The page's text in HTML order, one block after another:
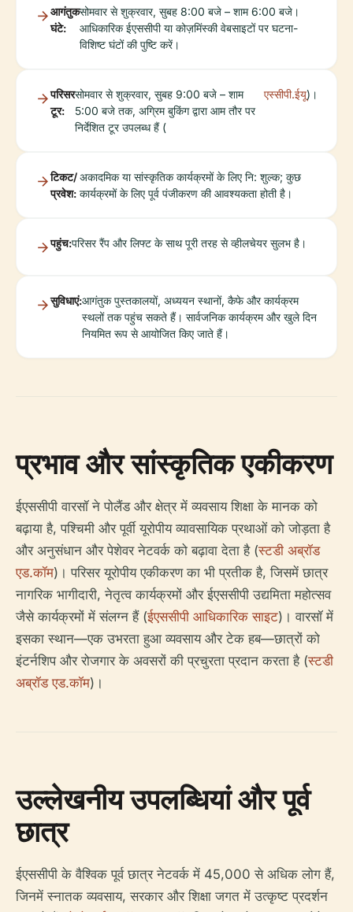
आगंतुक
घंटे:
सोमवार से शुक्रवार, सुबह 8:00 बजे – शाम 6:00 बजे।
आधिकारिक ईएससीपी या कोज़मिंस्की वेबसाइटों पर घटना-
विशिष्ट घंटों की पुष्टि करें।
परिसर
टूर:
सोमवार से शुक्रवार, सुबह 9:00 बजे – शाम
5:00 बजे तक, अग्रिम बुकिंग द्वारा आम तौर पर
निर्देशित टूर उपलब्ध हैं (
एस्सीपी.ईयू)।
टिकट/
प्रवेश:
अकादमिक या सांस्कृतिक कार्यक्रमों के लिए नि: शुल्क; कुछ
कार्यक्रमों के लिए पूर्व पंजीकरण की आवश्यकता होती है।
पहुंच:परिसर रैंप और लिफ्ट के साथ पूरी तरह से व्हीलचेयर सुलभ है।
सुविधाएं:आगंतुक पुस्तकालयों, अध्ययन स्थानों, कैफे और कार्यक्रम
स्थलों तक पहुंच सकते हैं। सार्वजनिक कार्यक्रम और खुले दिन
नियमित रूप से आयोजित किए जाते हैं।
प्रभाव और सांस्कृतिक एकीकरण
ईएससीपी वारसॉ ने पोलैंड और क्षेत्र में व्यवसाय शिक्षा के मानक को
बढ़ाया है, पश्चिमी और पूर्वी यूरोपीय व्यावसायिक प्रथाओं को जोड़ता है
और अनुसंधान और पेशेवर नेटवर्क को बढ़ावा देता है (स्टडी अब्रॉड
एड.कॉम)। परिसर यूरोपीय एकीकरण का भी प्रतीक है, जिसमें छात्र
नागरिक भागीदारी, नेतृत्व कार्यक्रमों और ईएससीपी उद्यमिता महोत्सव
जैसे कार्यक्रमों में संलग्न हैं (ईएससीपी आधिकारिक साइट)। वारसॉ में
इसका स्थान—एक उभरता हुआ व्यवसाय और टेक हब—छात्रों को
इंटर्नशिप और रोजगार के अवसरों की प्रचुरता प्रदान करता है (स्टडी
अब्रॉड एड.कॉम)।
उल्लेखनीय उपलब्धियां और पूर्व
छात्र
ईएससीपी के वैश्विक पूर्व छात्र नेटवर्क में 45,000 से अधिक लोग हैं,
जिनमें स्नातक व्यवसाय, सरकार और शिक्षा जगत में उत्कृष्ट प्रदर्शन